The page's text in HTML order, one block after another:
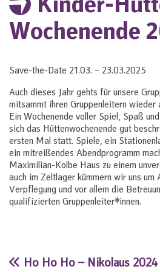
Kinder-
Wochenende
Save-the-Date 21.03. – 23.03.2025
Auch dieses Jahr gehts für unsere
mitsammt ihren Gruppenleitern wieder
Ein Wochenende voller Spiel, Spaß
sich das Hüttenwochenende gut
ersten Mal statt. Spiele, ein
ein mitreißendes Abendprogramm
Maximilian-Kolbe Haus zu einem
auch im Zeltlager kümmern wir uns um
Verpflegung und vor allem die
qualifizierten Gruppenleiter*innen.
Ho Ho Ho – Nikolaus 2024